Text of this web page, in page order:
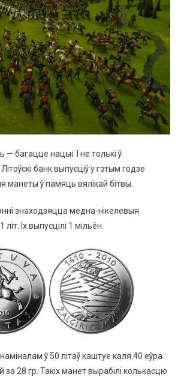
— багацце нацыі. І не толькі ў
банк выпусціў у гэтым годзе
манеты ў памяць вялікай бітвы.
знаходзяцца медна-нікелевыя
Іх выпусцілі 1 мільён.
ў 50 літаў каштуе каля 40 еўра.
за 28 гр. Такіх манет вырабілі колькасцю